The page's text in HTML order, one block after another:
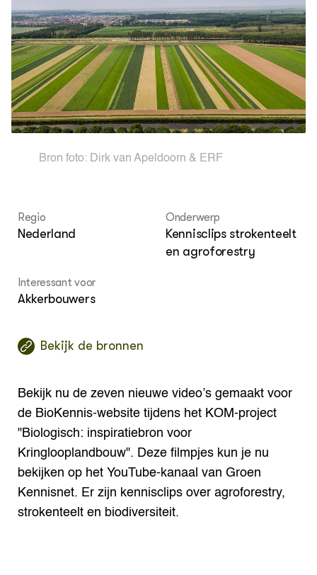
ACTUEEL
Nieuws
Dossiers
Agenda
OVER
Over ons
Bron foto: Dirk van Apeldoorn & ERF
Regio
Nederland
Onderwerp
Kennisclips strokenteelt
en agroforestry
Interessant voor
Akkerbouwers
Bekijk de bronnen
Bekijk nu de zeven nieuwe video’s gemaakt voor
de BioKennis-website tijdens het KOM-project
"Biologisch: inspiratiebron voor
Kringlooplandbouw". Deze filmpjes kun je nu
bekijken op het YouTube-kanaal van Groen
Kennisnet. Er zijn kennisclips over agroforestry,
strokenteelt en biodiversiteit.